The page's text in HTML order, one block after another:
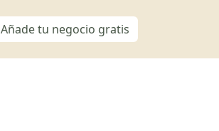
Añade tu negocio gratis